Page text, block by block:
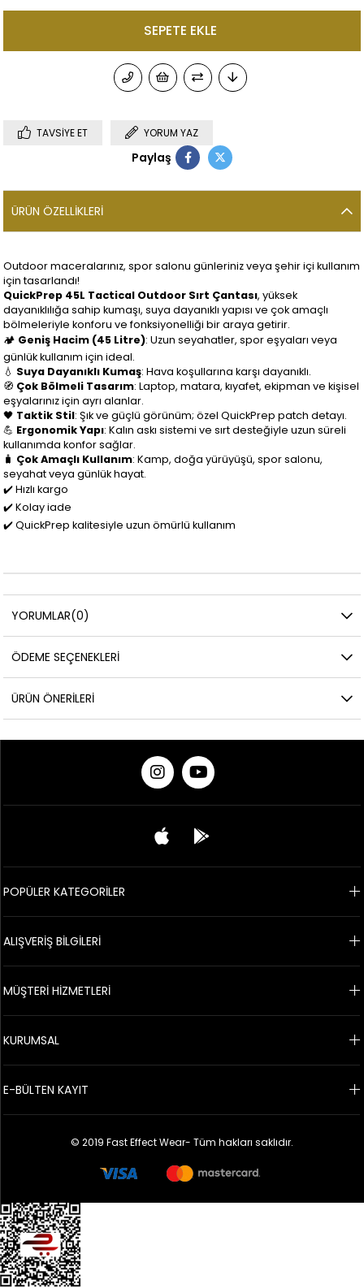
TAVSIYE ET YORUM YAZ
Paylaş
ÜRÜN ÖZELLIKLERI
Outdoor maceralarınız, spor salonu günleriniz veya şehir içi kullanım
için tasarlandı!
QuickPrep 45L Tactical Outdoor Sırt Çantası, yüksek
dayanıklılığa sahip kumaşı, suya dayanıklı yapısı ve çok amaçlı
bölmeleriyle konforu ve fonksiyonelliği bir araya getirir.
🏕️ Geniş Hacim (45 Litre): Uzun seyahatler, spor eşyaları veya
günlük kullanım için ideal.
💧 Suya Dayanıklı Kumaş: Hava koşullarına karşı dayanıklı.
🧭 Çok Bölmeli Tasarım: Laptop, matara, kıyafet, ekipman ve kişisel
eşyalarınız için ayrı alanlar.
🖤 Taktik Stil: Şık ve güçlü görünüm; özel QuickPrep patch detayı.
💪 Ergonomik Yapı: Kalın askı sistemi ve sırt desteğiyle uzun süreli
kullanımda konfor sağlar.
🧳 Çok Amaçlı Kullanım: Kamp, doğa yürüyüşü, spor salonu,
seyahat veya günlük hayat.
✔️ Hızlı kargo
✔️ Kolay iade
✔️ QuickPrep kalitesiyle uzun ömürlü kullanım
YORUMLAR(0)
ÖDEME SEÇENEKLERI
ÜRÜN ÖNERILERI
POPÜLER KATEGORİLER
ALIŞVERİŞ BİLGİLERİ
MÜŞTERİ HİZMETLERİ
KURUMSAL
E-BÜLTEN KAYIT
© 2019 Fast Effect Wear- Tüm hakları saklıdır.